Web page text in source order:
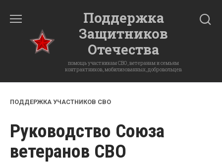
содержанию
Поддержка
Защитников
Отечества
помощь участникам СВО, ветеранам и семьям
контрактников, мобилизованных, добровольцев
ПОДДЕРЖКА УЧАСТНИКОВ СВО
Руководство Союза
ветеранов СВО